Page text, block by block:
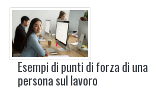
Esempi di punti di forza di una
persona sul lavoro